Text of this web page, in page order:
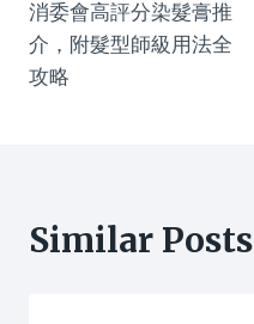
消委會高評分染髮膏推
介，附髮型師級用法全
攻略
Similar Posts